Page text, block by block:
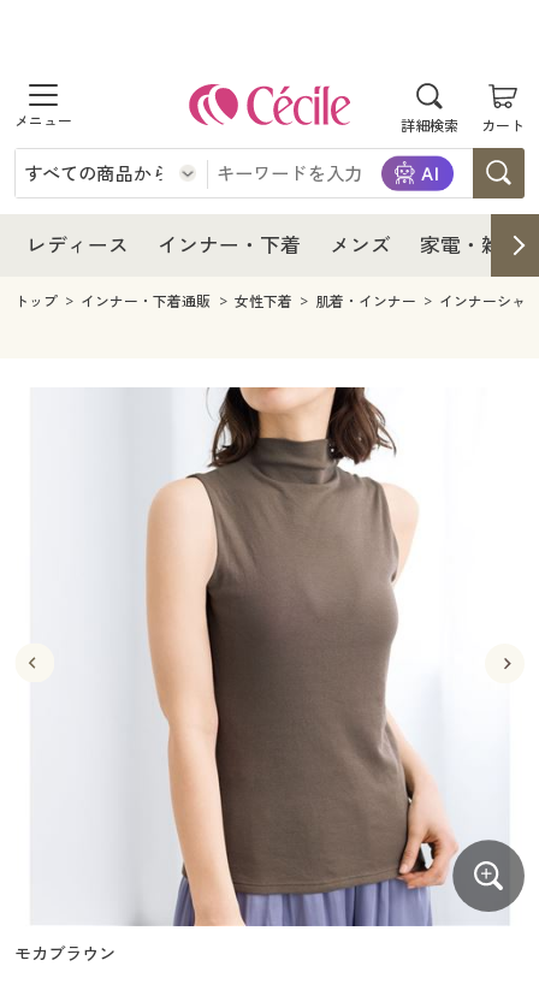
詳細検索 カート
商品を探す
レディース
レディースファッション
インナー・下着
インナー・下着通販すべて
ジュニア・ティーンズ下着
メンズ
キッチン・雑貨・日用品
寝具・インテリア・家具
寝具・インテリア・家具通販すべて
カーテン・ラグ・ファブリック
美容・健康・サプリメント
制服・スクールすべて
ジュニア・ティーンズ下着
大きいサイズ通販すべて
大きいサイズ レディース服
大きいサイズ レディース下着
大きいサイズ メンズ
シークレットセール
商品カテゴリ一覧
カタログ・チラシからのご注文
レディース インナー・下着 メンズ 家電・雑貨
レディース
レディース通販すべて
レディースファッション
インナー・下着
インナー・下着通販すべて
ジュニア・ティーンズ下着
メンズ
キッチン・雑貨・日用品
寝具・インテリア・家具通販すべて
カーテン・ラグ・ファブリック
美容・健康通販すべて
美容・健康・サプリメント
制服・スクール
ジュニア・ティーンズ下着
大きいサイズ通販すべて
大きいサイズ レディース服
大きいサイズ レディース下着
大きいサイズ メンズ
大きいサイズ 事務・制服
カタログ・チラシからのご注文
トップ インナー・下着通販 女性下着 肌着・インナー インナーシャ
モカブラウン